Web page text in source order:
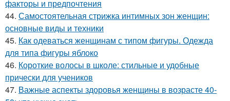
факторы и предпочтения
44. Самостоятельная стрижка интимных зон женщин:
основные виды и техники
45. Как одеваться женщинам с типом фигуры. Одежда
для типа фигуры яблоко
46. Короткие волосы в школе: стильные и удобные
прически для учеников
47. Важные аспекты здоровья женщины в возрасте 40-